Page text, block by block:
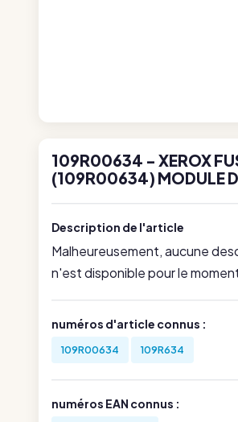
109R00634 - XEROX
(109R00634) MODULE
Description de l'article
Malheureusement, aucune
n'est disponible pour le
numéros d'article connus :
109R00634 109R634
numéros EAN connus :